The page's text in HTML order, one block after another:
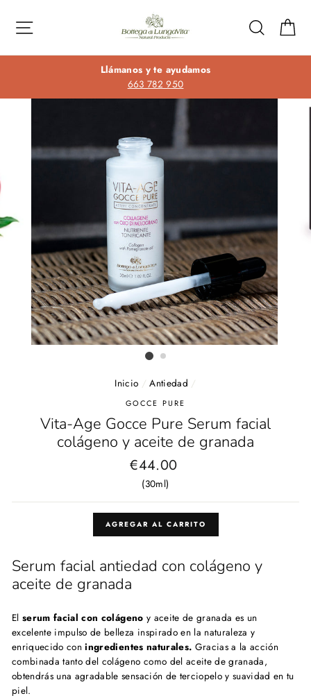
directamente
Buscar
Llámanos y te ayudamos
663 782 950
Inicio / Antiedad /
GOCCE PURE
Vita-Age Gocce Pure Serum facial
colágeno y aceite de granada
€44.00
(30ml)
AGREGAR AL CARRITO
Serum facial antiedad con colágeno y
aceite de granada
Elserum facial con colágeno y aceite de granada es un
excelente impulso de belleza inspirado en la naturaleza y
enriquecido coningredientes naturales. Gracias a la acción
combinada tanto del colágeno como del aceite de granada,
obtendrás una agradable sensación de terciopelo y suavidad en tu
piel.